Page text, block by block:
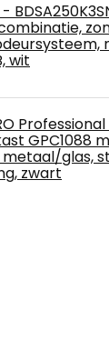
wit
Professional
GPC1088
metaal/glas,
zwart